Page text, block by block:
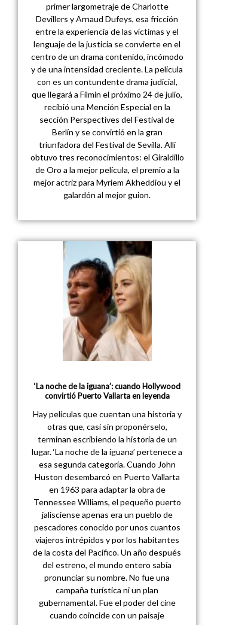
primer largometraje de Charlotte
Devillers y Arnaud Dufeys, esa fricción
entre la experiencia de las víctimas y el
lenguaje de la justicia se convierte en el
centro de un drama contenido, incómodo
y de una intensidad creciente. La película
con es un contundente drama judicial,
que llegará a Filmin el próximo 24 de julio,
recibió una Mención Especial en la
sección Perspectives del Festival de
Berlín y se convirtió en la gran
triunfadora del Festival de Sevilla. Allí
obtuvo tres reconocimientos: el Giraldillo
de Oro a la mejor película, el premio a la
mejor actriz para Myriem Akheddiou y el
galardón al mejor guion.
‘La noche de la iguana’: cuando Hollywood
convirtió Puerto Vallarta en leyenda
Hay películas que cuentan una historia y
otras que, casi sin proponérselo,
terminan escribiendo la historia de un
lugar. ‘La noche de la iguana’ pertenece a
esa segunda categoría. Cuando John
Huston desembarcó en Puerto Vallarta
en 1963 para adaptar la obra de
Tennessee Williams, el pequeño puerto
jalisciense apenas era un pueblo de
pescadores conocido por unos cuantos
viajeros intrépidos y por los habitantes
de la costa del Pacífico. Un año después
del estreno, el mundo entero sabía
pronunciar su nombre. No fue una
campaña turística ni un plan
gubernamental. Fue el poder del cine
cuando coincide con un paisaje